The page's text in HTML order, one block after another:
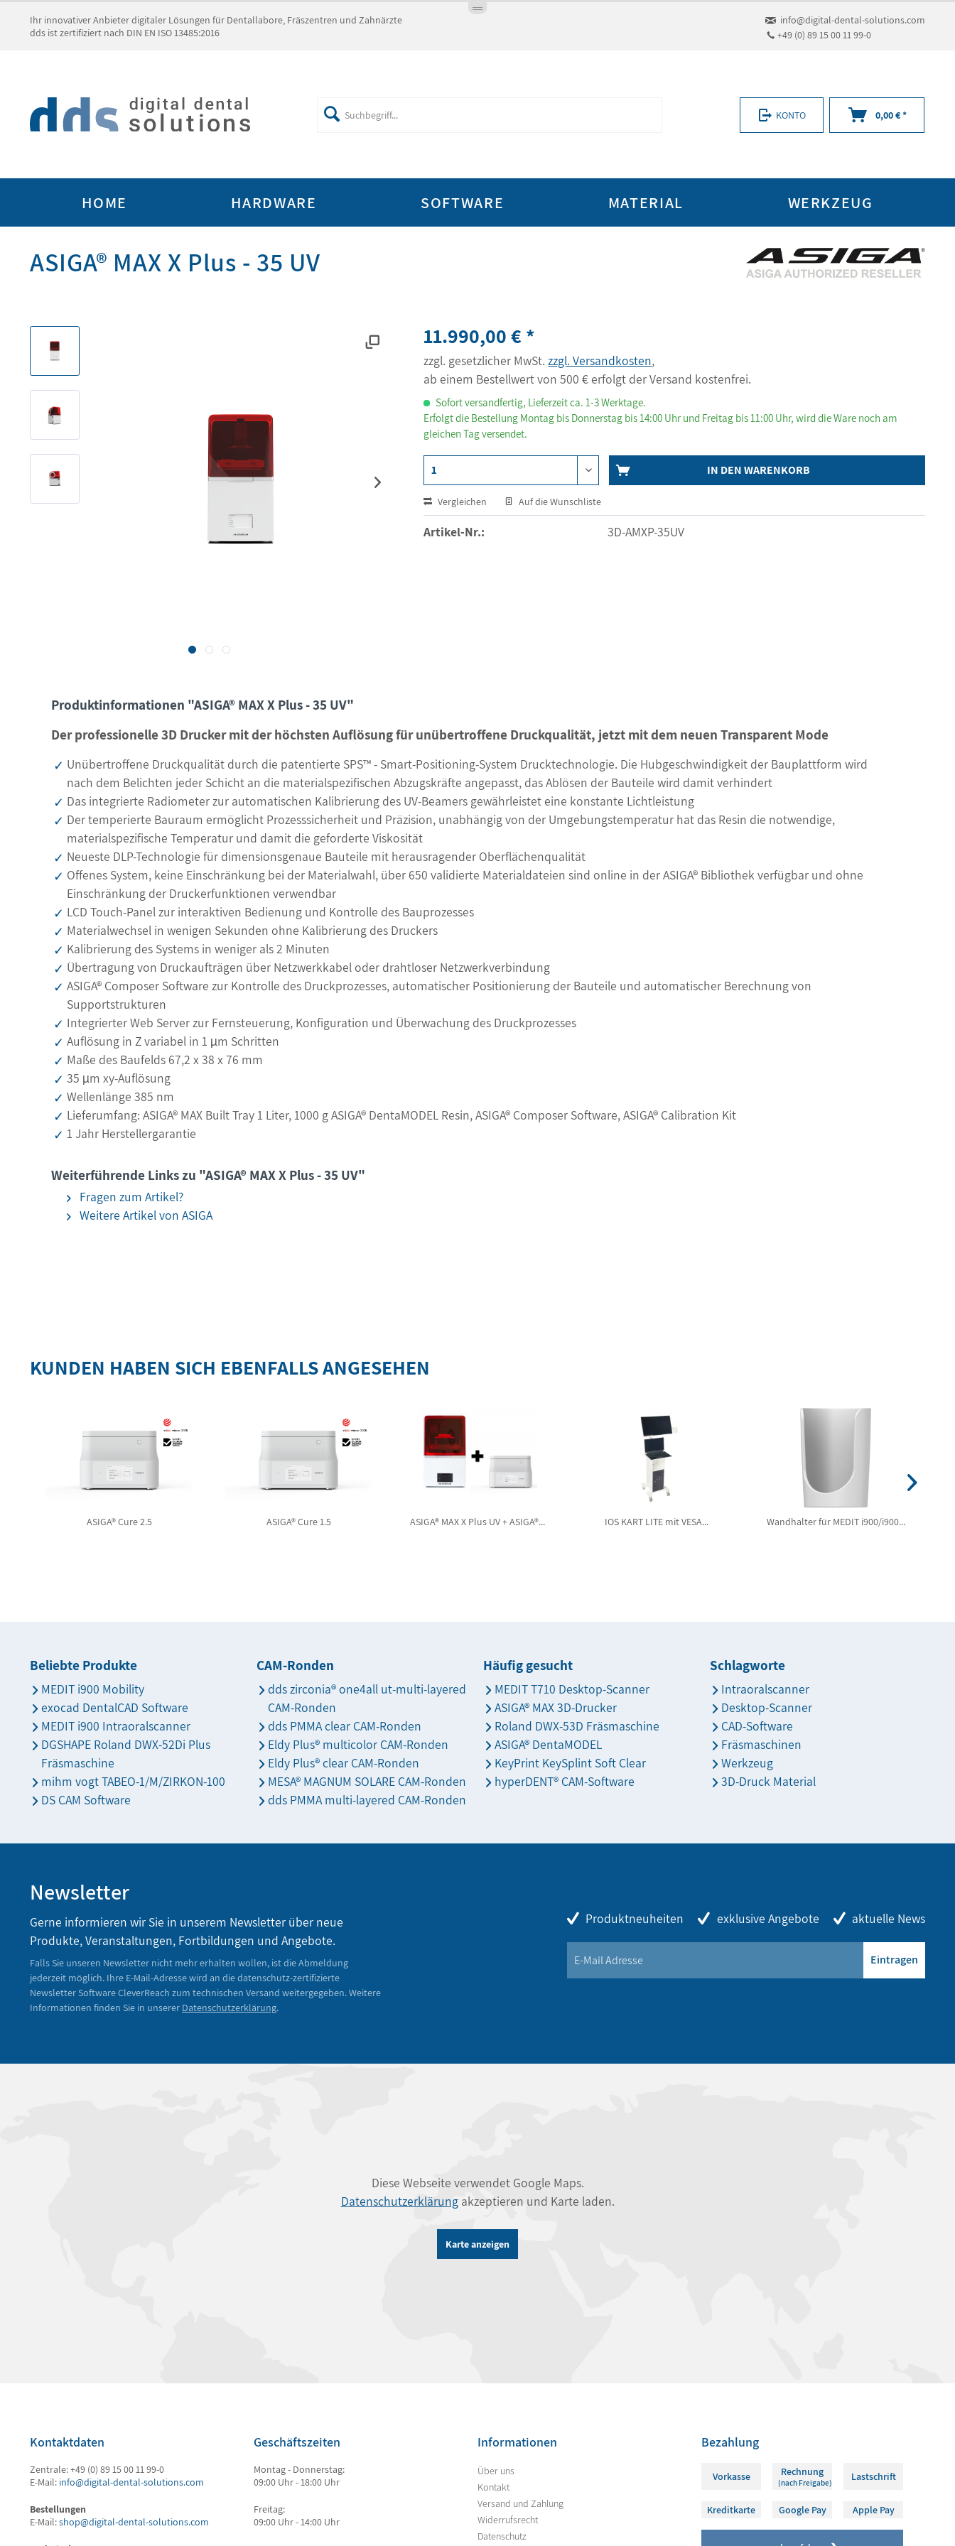
Ihr innovativer Anbieter digitaler Lösungen für Dentallabore, Fräszentren und Zahnärzte
dds ist zertifiziert nach DIN EN ISO 13485:2016
info@digital-dental-solutions.com
+49 (0) 89 15 00 11 99-0
KONTO 0,00 € *
HOME HARDWARE SOFTWARE MATERIAL WERKZEUG
ASIGA® MAX X Plus - 35 UV
11.990,00 € *
zzgl. gesetzlicher MwSt.zzgl. Versandkosten,
ab einem Bestellwert von 500 € erfolgt der Versand kostenfrei.
Sofort versandfertig, Lieferzeit ca. 1-3 Werktage.
Erfolgt die Bestellung Montag bis Donnerstag bis 14:00 Uhr und Freitag bis 11:00 Uhr, wird die Ware noch am
gleichen Tag versendet.
IN DEN WARENKORB
Vergleichen Auf die Wunschliste
Artikel-Nr.: 3D-AMXP-35UV
Produktinformationen "ASIGA® MAX X Plus - 35 UV"
Der professionelle 3D Drucker mit der höchsten Auflösung für unübertroffene Druckqualität, jetzt mit dem neuen Transparent Mode
Unübertroffene Druckqualität durch die patentierte SPS™ - Smart-Positioning-System Drucktechnologie. Die Hubgeschwindigkeit der Bauplattform wird
nach dem Belichten jeder Schicht an die materialspezifischen Abzugskräfte angepasst, das Ablösen der Bauteile wird damit verhindert
Das integrierte Radiometer zur automatischen Kalibrierung des UV-Beamers gewährleistet eine konstante Lichtleistung
Der temperierte Bauraum ermöglicht Prozesssicherheit und Präzision, unabhängig von der Umgebungstemperatur hat das Resin die notwendige,
materialspezifische Temperatur und damit die geforderte Viskosität
Neueste DLP-Technologie für dimensionsgenaue Bauteile mit herausragender Oberflächenqualität
Offenes System, keine Einschränkung bei der Materialwahl, über 650 validierte Materialdateien sind online in der ASIGA® Bibliothek verfügbar und ohne
Einschränkung der Druckerfunktionen verwendbar
LCD Touch-Panel zur interaktiven Bedienung und Kontrolle des Bauprozesses
Materialwechsel in wenigen Sekunden ohne Kalibrierung des Druckers
Kalibrierung des Systems in weniger als 2 Minuten
Übertragung von Druckaufträgen über Netzwerkkabel oder drahtloser Netzwerkverbindung
ASIGA® Composer Software zur Kontrolle des Druckprozesses, automatischer Positionierung der Bauteile und automatischer Berechnung von
Supportstrukturen
Integrierter Web Server zur Fernsteuerung, Konfiguration und Überwachung des Druckprozesses
Auflösung in Z variabel in 1 µm Schritten
Maße des Baufelds 67,2 x 38 x 76 mm
35 µm xy-Auflösung
Wellenlänge 385 nm
Lieferumfang: ASIGA® MAX Built Tray 1 Liter, 1000 g ASIGA® DentaMODEL Resin, ASIGA® Composer Software, ASIGA® Calibration Kit
1 Jahr Herstellergarantie
Weiterführende Links zu "ASIGA® MAX X Plus - 35 UV"
Fragen zum Artikel?
Weitere Artikel von ASIGA
KUNDEN HABEN SICH EBENFALLS ANGESEHEN
ASIGA® Cure 2.5 ASIGA® Cure 1.5 ASIGA® MAX X Plus UV + ASIGA®... IOS KART LITE mit VESA... Wandhalter für MEDIT i900/i900...
Beliebte Produkte
MEDIT i900 Mobility
exocad DentalCAD Software
MEDIT i900 Intraoralscanner
DGSHAPE Roland DWX-52Di Plus
Fräsmaschine
mihm vogt TABEO-1/M/ZIRKON-100
DS CAM Software
CAM-Ronden
dds zirconia® one4all ut-multi-layered
CAM-Ronden
dds PMMA clear CAM-Ronden
Eldy Plus® multicolor CAM-Ronden
Eldy Plus® clear CAM-Ronden
MESA® MAGNUM SOLARE CAM-Ronden
dds PMMA multi-layered CAM-Ronden
Häufig gesucht
MEDIT T710 Desktop-Scanner
ASIGA® MAX 3D-Drucker
Roland DWX-53D Fräsmaschine
ASIGA® DentaMODEL
KeyPrint KeySplint Soft Clear
hyperDENT® CAM-Software
Schlagworte
Intraoralscanner
Desktop-Scanner
CAD-Software
Fräsmaschinen
Werkzeug
3D-Druck Material
Newsletter
Gerne informieren wir Sie in unserem Newsletter über neue
Produkte, Veranstaltungen, Fortbildungen und Angebote.
Falls Sie unseren Newsletter nicht mehr erhalten wollen, ist die Abmeldung
jederzeit möglich. Ihre E-Mail-Adresse wird an die datenschutz-zertifizierte
Newsletter Software CleverReach zum technischen Versand weitergegeben. Weitere
Informationen finden Sie in unserer Datenschutzerklärung.
Produktneuheiten exklusive Angebote aktuelle News
Eintragen
Diese Webseite verwendet Google Maps.
Datenschutzerklärungakzeptieren und Karte laden.
Karte anzeigen
Kontaktdaten
Zentrale: +49 (0) 89 15 00 11 99-0
E-Mail: info@digital-dental-solutions.com
Bestellungen
E-Mail:shop@digital-dental-solutions.com
Geschäftszeiten
Montag - Donnerstag:
09:00 Uhr - 18:00 Uhr
Freitag:
09:00 Uhr - 14:00 Uhr
Informationen
Über uns
Kontakt
Versand und Zahlung
Widerrufsrecht
Datenschutz
Bezahlung
Vorkasse Rechnung
(nach Freigabe) Lastschrift
Kreditkarte Google Pay Apple Pay